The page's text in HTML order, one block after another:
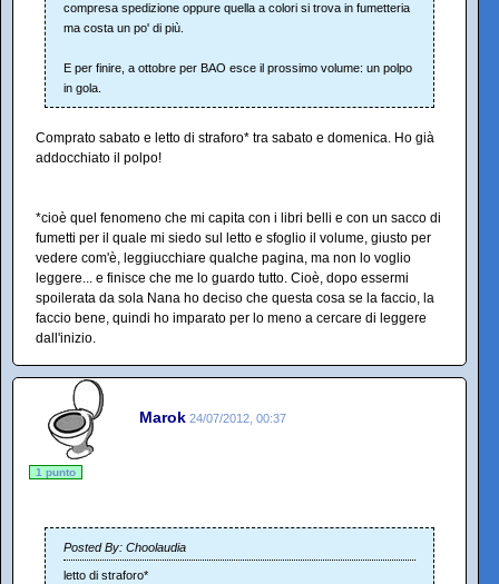
compresa spedizione oppure quella a colori si trova in fumetteria
ma costa un po' di più.
E per finire, a ottobre per BAO esce il prossimo volume: un polpo
in gola.
Comprato sabato e letto di straforo* tra sabato e domenica. Ho già
addocchiato il polpo!
*cioè quel fenomeno che mi capita con i libri belli e con un sacco di
fumetti per il quale mi siedo sul letto e sfoglio il volume, giusto per
vedere com'è, leggiucchiare qualche pagina, ma non lo voglio
leggere... e finisce che me lo guardo tutto. Cioè, dopo essermi
spoilerata da sola Nana ho deciso che questa cosa se la faccio, la
faccio bene, quindi ho imparato per lo meno a cercare di leggere
dall'inizio.
Marok 24/07/2012, 00:37
1 punto
Posted By: Choolaudia
letto di straforo*